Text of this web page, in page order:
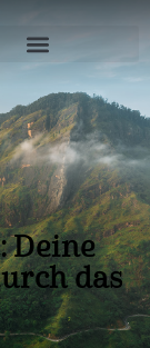
Deine
das